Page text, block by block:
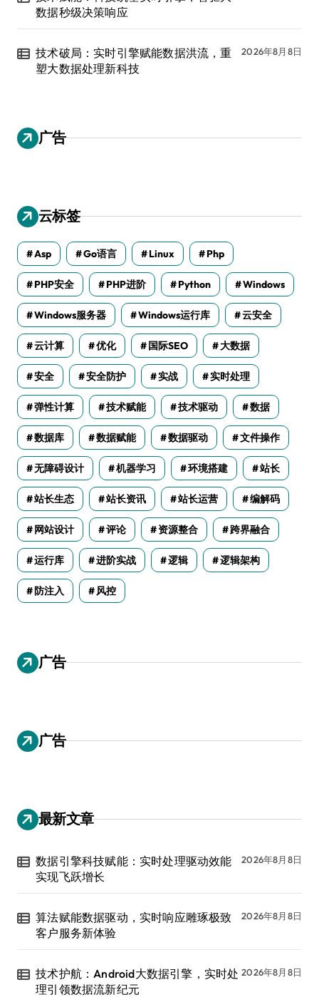
数据秒级决策响应
技术破局：实时引擎赋能数据洪流，重
塑大数据处理新科技
2026年8月8日
广告
云标签
Asp Go语言 Linux Php
PHP安全 PHP进阶 Python Windows
Windows服务器 Windows运行库 云安全
云计算 优化 国际SEO 大数据
安全 安全防护 实战 实时处理
弹性计算 技术赋能 技术驱动 数据
数据库 数据赋能 数据驱动 文件操作
无障碍设计 机器学习 环境搭建 站长
站长生态 站长资讯 站长运营 编解码
网站设计 评论 资源整合 跨界融合
运行库 进阶实战 逻辑 逻辑架构
防注入 风控
广告
广告
最新文章
数据引擎科技赋能：实时处理驱动效能
实现飞跃增长
2026年8月8日
算法赋能数据驱动，实时响应雕琢极致
客户服务新体验
2026年8月8日
技术护航：Android大数据引擎，实时处
理引领数据流新纪元
2026年8月8日